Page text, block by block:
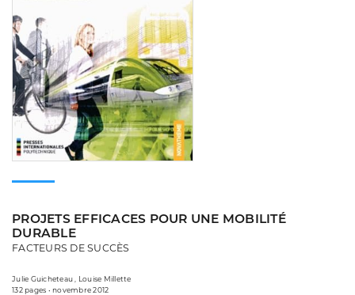
PROJETS EFFICACES POUR UNE MOBILITÉ
DURABLE
FACTEURS DE SUCCÈS
Julie Guicheteau , Louise Millette
132 pages • novembre 2012